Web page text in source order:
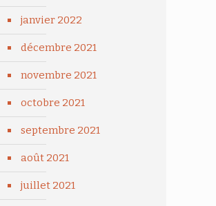
janvier 2022
décembre 2021
novembre 2021
octobre 2021
septembre 2021
août 2021
juillet 2021